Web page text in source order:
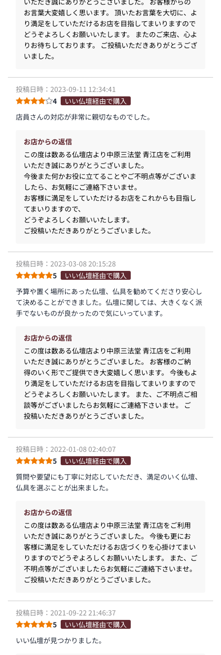
お言葉大変嬉しく思います。 頂いたお言葉を大切に、よ
り満足をしていただけるお店を目指してまいりますので
どうぞよろしくお願いいたします。 またのご来店、心よ
りお待ちしております。 ご投稿いただきありがとうござ
いました。
投稿日時：2023-09-11 12:34:41
4
いい仏壇経由で購入
店員さんの対応が非常に親切なものでした。
お店からの返信
この度は数ある仏壇店より中原三法堂 青江店をご利用
いただき誠にありがとうございました。
今後また何かお役に立てることやご不明点等がございま
したら、お気軽にご連絡下さいませ。
お客様に満足をしていただけるお店をこれからも目指し
てまいりますので、
どうぞよろしくお願いいたします。
ご投稿いただきありがとうございました。
投稿日時：2023-03-08 20:15:28
5
いい仏壇経由で購入
予算や置く場所にあった仏壇、仏具を勧めてくださり安心し
て決めることができました。仏壇に関しては、大きくなく派
手でないものが良かったので気にいっています。
お店からの返信
この度は数ある仏壇店より中原三法堂 青江店をご利用
いただき誠にありがとうございました。 お客様のご納
得のいく形でご提供でき大変嬉しく思います。 今後もよ
り満足をしていただけるお店を目指してまいりますので
どうぞよろしくお願いいたします。 また、ご不明点ご相
談等がございましたらお気軽にご連絡下さいませ。 ご
投稿いただきありがとうございました。
投稿日時：2022-01-08 02:40:07
5
いい仏壇経由で購入
質問や要望にも丁寧に対応していただき、満足のいく仏壇、
仏具を選ぶことが出来ました。
お店からの返信
この度は数ある仏壇店より中原三法堂 青江店をご利用
いただき誠にありがとうございました。 今後も更にお
客様に満足をしていただけるお店づくりを心掛けてまい
りますのでどうぞよろしくお願いいたします。 また、ご
不明点等がございましたらお気軽にご連絡下さいませ。
ご投稿いただきありがとうございました。
投稿日時：2021-09-22 21:46:37
5
いい仏壇経由で購入
いい仏壇が見つかりました。